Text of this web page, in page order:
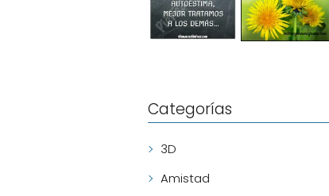
Categorías
3D
Amistad